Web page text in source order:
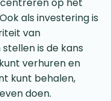
als investering is
van
is de kans
verhuren en
kunt behalen,
doen.